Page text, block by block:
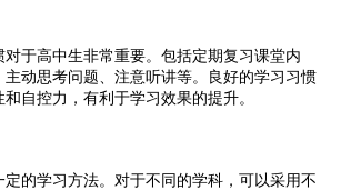
对于高中生非常重要。包括定期复习课堂内
动思考问题、注意听讲等。良好的学习习惯
自控力，有利于学习效果的提升。
的学习方法。对于不同的学科，可以采用不